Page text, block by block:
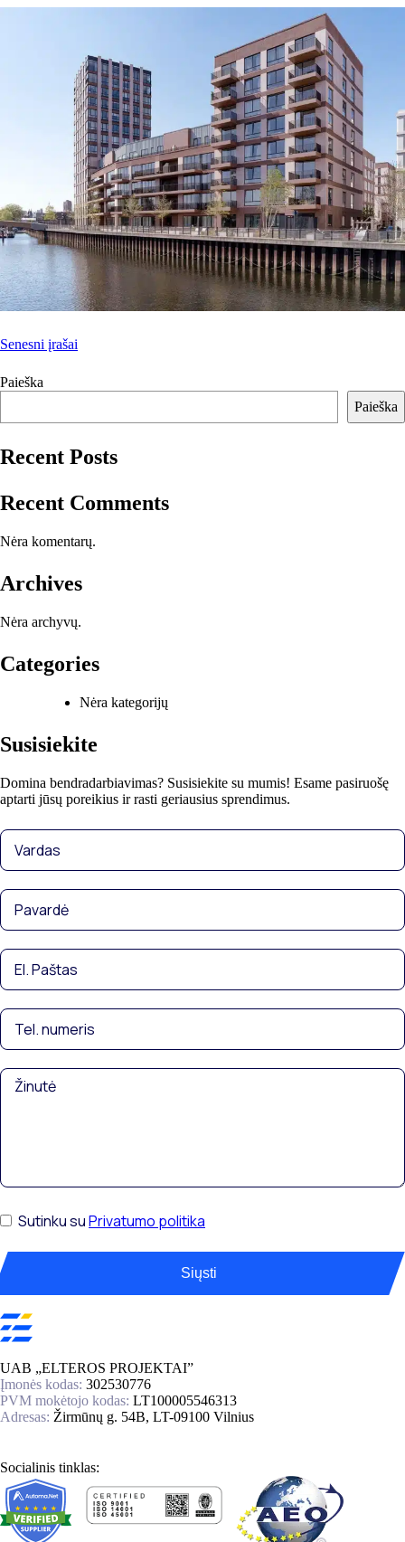
Navigacija
tarp
įrašų
Senesni įrašai
Paieška
Paieška
Recent Posts
Recent Comments
Nėra komentarų.
Archives
Nėra archyvų.
Categories
Nėra kategorijų
Susisiekite
Domina bendradarbiavimas? Susisiekite su mumis! Esame pasiruošę
aptarti jūsų poreikius ir rasti geriausius sprendimus.
Sutinku suPrivatumo politika
Siųsti
UAB „ELTEROS PROJEKTAI”
Įmonės kodas: 302530776
PVM mokėtojo kodas: LT100005546313
Adresas: Žirmūnų g. 54B, LT-09100 Vilnius
Socialinis tinklas: